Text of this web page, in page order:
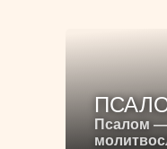
Псалом